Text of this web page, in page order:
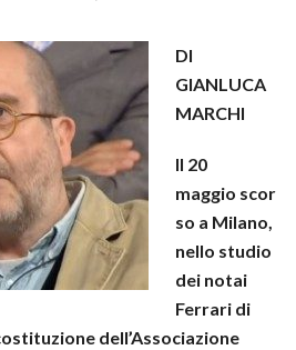
DI
GIANLUCA
MARCHI
Il 20
maggio scor
so a Milano,
nello studio
dei notai
Ferrari di
dell’Associazione